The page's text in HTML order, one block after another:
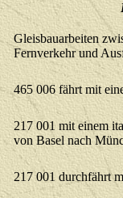
Gleisbauarbeiten
Fernverkehr und
465 006 fährt mit
217 001 mit einem
von Basel nach
217 001 durchfährt